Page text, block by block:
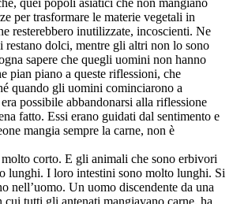
per trasformare le materie vegetali in
resterebbero inutilizzate, incoscienti. Ne
restano dolci, mentre gli altri non lo sono
sapere che quegli uomini non hanno
pian piano a queste riflessioni, che
quando gli uomini cominciarono a
possibile abbandonarsi alla riflessione
fatto. Essi erano guidati dal sentimento e
mangia sempre la carne, non è
corto. E gli animali che sono erbivori
lunghi. I loro intestini sono molto lunghi. Si
nell’uomo. Un uomo discendente da una
cui tutti gli antenati mangiavano carne, ha